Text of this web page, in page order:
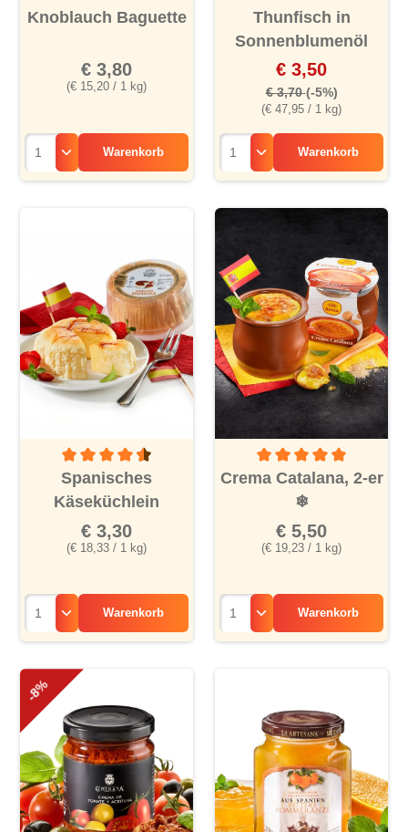
Knoblauch Baguette
(€ 15,20 / 1 kg)
€ 3,80
Warenkorb
Thunfisch in
Sonnenblumenöl
(€ 47,95 / 1 kg)
€ 3,50
€ 3,70(-5%)
Warenkorb
Durchschnittliche Bewertung von 4.5 von 5 Sternen
Spanisches
Käseküchlein
(€ 18,33 / 1 kg)
€ 3,30
Warenkorb
Durchschnittliche
Crema Catalana, 2-er
❄
(€ 19,23 / 1 kg)
€ 5,50
Warenkorb
-8%